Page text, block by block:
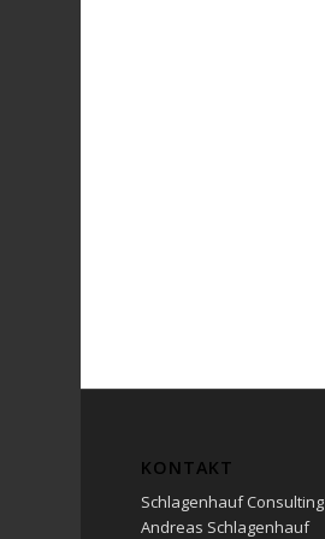
KONTAKT
Schlagenhauf Consulting
Andreas Schlagenhauf